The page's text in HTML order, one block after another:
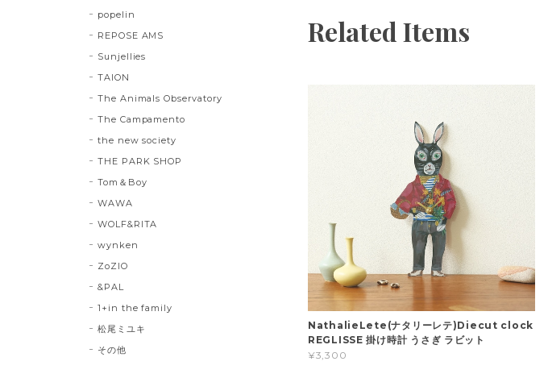
Related Items
NathalieLete(ナタリーレテ)Diecut clock
REGLISSE 掛け時計 うさぎ ラビット
¥3,300
popelin
REPOSE AMS
Sunjellies
TAION
The Animals Observatory
The Campamento
the new society
THE PARK SHOP
Tom＆Boy
WAWA
WOLF&RITA
wynken
ZoZIO
&PAL
1+in the family
松尾ミユキ
その他